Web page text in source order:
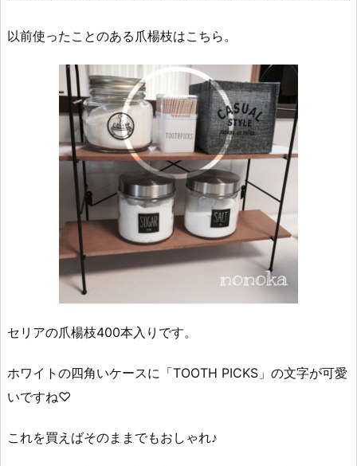
以前使ったことのある爪楊枝はこちら。
セリアの爪楊枝400本入りです。
ホワイトの四角いケースに「TOOTH PICKS」の文字が可愛
いですね♡
これを買えばそのままでもおしゃれ♪